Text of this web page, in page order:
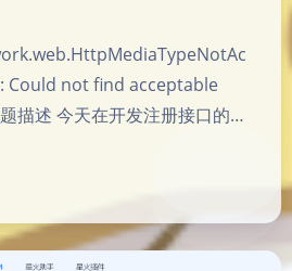
Could not find acceptable
描述 今天在开发注册接口的…